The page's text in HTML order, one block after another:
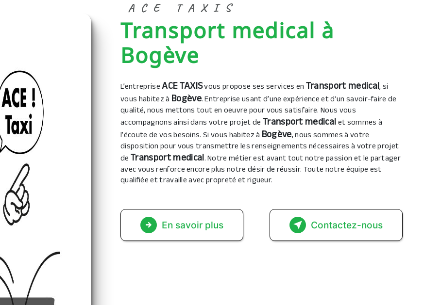
ACE TAXIS
Transport medical à
Bogève
L’entrepriseACE TAXISvous propose ses services enTransport medical, si
vous habitez à Bogève. Entreprise usant d’une expérience et d’un savoir-faire de
qualité, nous mettons tout en oeuvre pour vous satisfaire. Nous vous
accompagnons ainsi dans votre projet deTransport medicalet sommes à
l’écoute de vos besoins. Si vous habitez à Bogève, nous sommes à votre
disposition pour vous transmettre les renseignements nécessaires à votre projet
deTransport medical. Notre métier est avant tout notre passion et le partager
avec vous renforce encore plus notre désir de réussir. Toute notre équipe est
qualifiée et travaille avec propreté et rigueur.
En savoir plus Contactez-nous